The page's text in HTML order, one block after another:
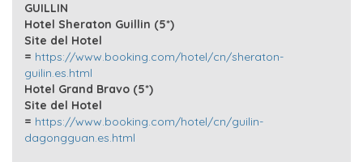
GUILLIN
Hotel Sheraton Guillin (5*)
Site del Hotel
= https://www.booking.com/hotel/cn/sheraton-
guilin.es.html
Hotel Grand Bravo (5*)
Site del Hotel
= https://www.booking.com/hotel/cn/guilin-
dagongguan.es.html